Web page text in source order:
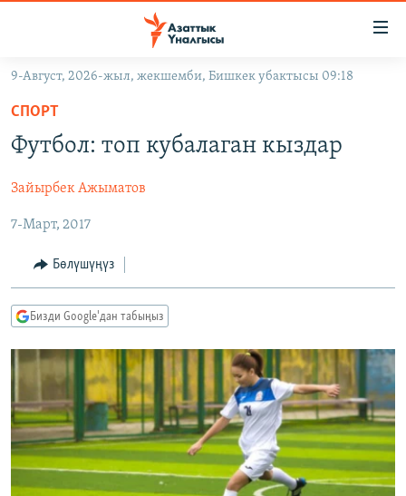
Навигацияга
өтүңүз
Издөөгө
салыңыз
КЫРГЫЗСТАН
САЯСАТ
ЭКОНОМИКА
МАДАНИЯТ
ДҮЙНӨ
ДҮЙНӨ
БОРБОР АЗИЯ
УКРАИНА
АТАЙЫН ИЛИКТӨӨ
ТВ ПРОГРАММАЛАР
БҮГҮН АЗАТТЫКТА
ЭКСПЕРТТЕР ТАЛДАЙТ
БИЗ ЖАНА ДҮЙНӨ
ЭЖЕ-СИҢДИЛЕР
АЗАТТЫК+
ЫҢГАЙСЫЗ СУРООЛОР
ПОДКАСТ
ӨЗГӨЧӨ ПИКИР
Русский
ОНЛАЙН ШЕРИНЕ
9-Август, 2026-жыл, жекшемби, Бишкек убактысы 09:18
СПОРТ
Футбол: топ кубалаган кыздар
Зайырбек Ажыматов
7-Март, 2017
Бөлүшүңүз
Бизди Google'дан табыңыз